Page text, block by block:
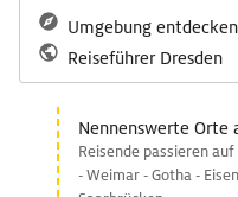
Umgebung entdecken
Reiseführer Dresden
Nennenswerte Orte
Reisende passieren
- Weimar - Gotha -